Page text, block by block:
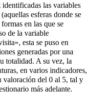
las variables
esferas donde se
en las que se
de la variable
esta se puso en
generadas por una
totalidad. A su vez, la
en varios indicadores,
valoración del 0 al 5, tal y
más adelante.